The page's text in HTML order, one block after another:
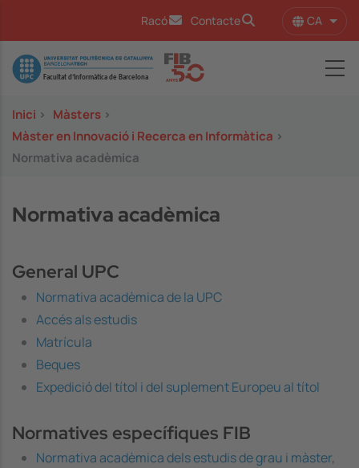
Racó Contacte CA
Image
Inici > Màsters >
Màster en Innovació i Recerca en Informàtica >
Normativa acadèmica
Normativa acadèmica
General UPC
Normativa acadèmica de la UPC
Accés als estudis
Matrícula
Beques
Expedició del títol i del suplement Europeu al títol
Normatives específiques FIB
Normativa acadèmica dels estudis de grau i màster,